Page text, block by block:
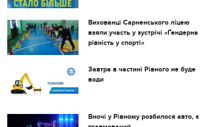
Вихованці Сарненського ліцею
взяли участь у зустрічі «Ґендерна
рівність у спорті»
Завтра в частині Рівного не буде
води
Вночі у Рівному розбилося авто, є